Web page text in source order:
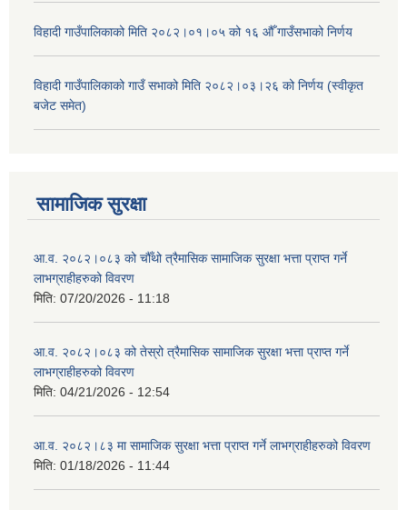
विहादी गाउँपालिकाको मिति २०८२।०१।०५ को १६ औँ गाउँसभाको निर्णय
विहादी गाउँपालिकाको गाउँ सभाको मिति २०८२।०३।२६ को निर्णय (स्वीकृत
बजेट समेत)
सामाजिक सुरक्षा
आ.व. २०८२।०८३ को चौँथो त्रैमासिक सामाजिक सुरक्षा भत्ता प्राप्त गर्ने
लाभग्राहीहरुको विवरण
मिति: 07/20/2026 - 11:18
आ.व. २०८२।०८३ को तेस्रो त्रैमासिक सामाजिक सुरक्षा भत्ता प्राप्त गर्ने
लाभग्राहीहरुको विवरण
मिति: 04/21/2026 - 12:54
आ.व. २०८२।८३ मा सामाजिक सुरक्षा भत्ता प्राप्त गर्ने लाभग्राहीहरुको विवरण
मिति: 01/18/2026 - 11:44